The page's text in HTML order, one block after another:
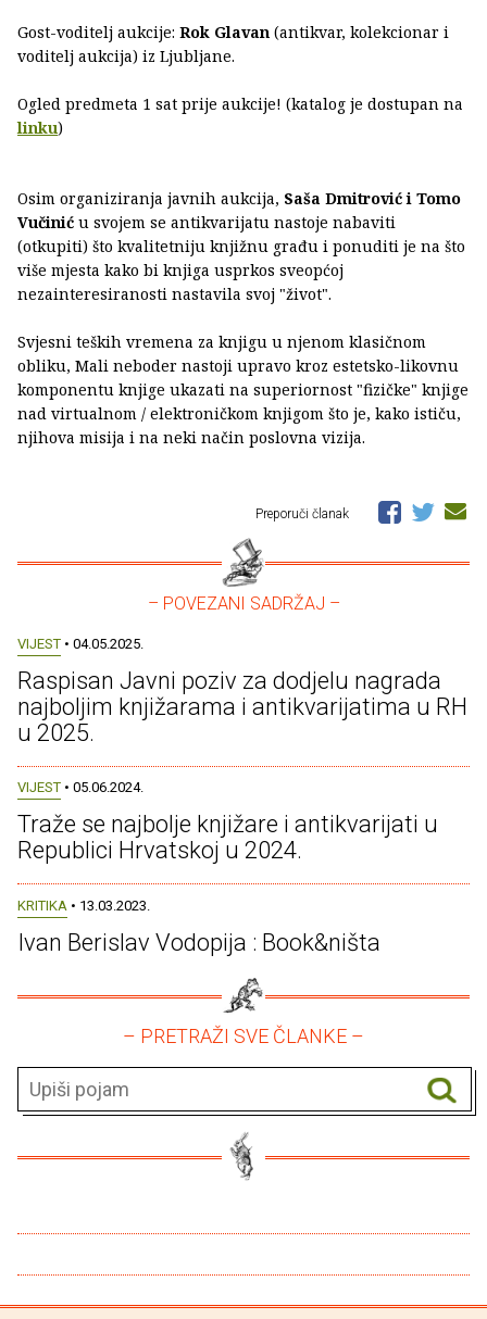
​Gost-voditelj aukcije: Rok Glavan (antikvar, kolekcionar i
voditelj aukcija) iz Ljubljane.
Ogled predmeta 1 sat prije aukcije! (katalog je dostupan na
linku)
Osim organiziranja javnih aukcija, Saša Dmitrović i Tomo
Vučinić u svojem se antikvarijatu nastoje nabaviti
(otkupiti) što kvalitetniju knjižnu građu i ponuditi je na što
više mjesta kako bi knjiga usprkos sveopćoj
nezainteresiranosti nastavila svoj "život".
Svjesni teških vremena za knjigu u njenom klasičnom
obliku, Mali neboder nastoji upravo kroz estetsko-likovnu
komponentu knjige ukazati na superiornost "fizičke" knjige
nad virtualnom / elektroničkom knjigom što je, kako ističu,
njihova misija i na neki način poslovna vizija.
Preporuči članak
– POVEZANI SADRŽAJ –
VIJEST • 04.05.2025.
Raspisan Javni poziv za dodjelu nagrada
najboljim knjižarama i antikvarijatima u RH
u 2025.
VIJEST • 05.06.2024.
Traže se najbolje knjižare i antikvarijati u
Republici Hrvatskoj u 2024.
KRITIKA • 13.03.2023.
Ivan Berislav Vodopija : Book&ništa
– PRETRAŽI SVE ČLANKE –